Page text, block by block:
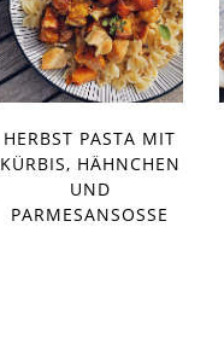
HERBST PASTA MIT
KÜRBIS, HÄHNCHEN
UND
PARMESANSOSSE